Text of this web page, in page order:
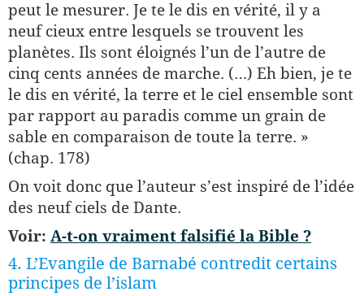
peut le mesurer. Je te le dis en vérité, il y a
neuf cieux entre lesquels se trouvent les
planètes. Ils sont éloignés l’un de l’autre de
cinq cents années de marche. (…) Eh bien, je te
le dis en vérité, la terre et le ciel ensemble sont
par rapport au paradis comme un grain de
sable en comparaison de toute la terre. »
(chap. 178)
On voit donc que l’auteur s’est inspiré de l’idée
des neuf ciels de Dante.
Voir: A-t-on vraiment falsifié la Bible ?
4. L’Evangile de Barnabé contredit certains
principes de l’islam